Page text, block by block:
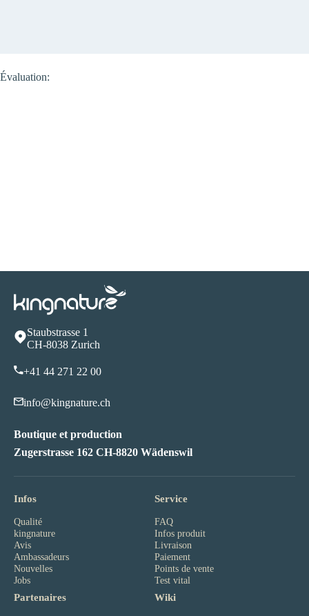
Évaluation:
Staubstrasse 1
CH-8038 Zurich
+41 44 271 22 00
info@kingnature.ch
Boutique et production
Zugerstrasse 162 CH-8820 Wädenswil
Infos
Qualité
kingnature
Avis
Ambassadeurs
Nouvelles
Jobs
Service
FAQ
Infos produit
Livraison
Paiement
Points de vente
Test vital
Partenaires
Wiki